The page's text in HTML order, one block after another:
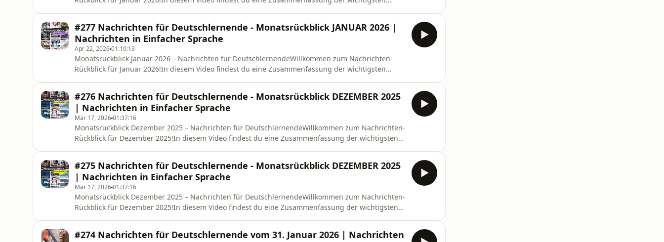
Sprache– Perfekt zum Hören, Verst
#277 Nachrichten für Deutschlernende - Monatsrückblick JANUAR 2026 |
Nachrichten in Einfacher Sprache
Apr 22, 202601:10:13
Monatsrückblick Januar 2026 – Nachrichten für DeutschlernendeWillkommen zum Nachrichten-
Rückblick für Januar 2026!In diesem Video findest du eine Zusammenfassung der wichtigsten
Sprache– Perfekt zum Hören, Verst
#276 Nachrichten für Deutschlernende - Monatsrückblick DEZEMBER 2025
| Nachrichten in Einfacher Sprache
Mär 17, 202601:37:16
Monatsrückblick Dezember 2025 – Nachrichten für DeutschlernendeWillkommen zum Nachrichten-
Rückblick für Dezember 2025!In diesem Video findest du eine Zusammenfassung der wichtigsten
Sprache– Perfekt zum Hören, V
#275 Nachrichten für Deutschlernende - Monatsrückblick DEZEMBER 2025
| Nachrichten in Einfacher Sprache
Mär 17, 202601:37:16
Monatsrückblick Dezember 2025 – Nachrichten für DeutschlernendeWillkommen zum Nachrichten-
Rückblick für Dezember 2025!In diesem Video findest du eine Zusammenfassung der wichtigsten
Sprache– Perfekt zum Hören, V
#274 Nachrichten für Deutschlernende vom 31. Januar 2026 | Nachrichten